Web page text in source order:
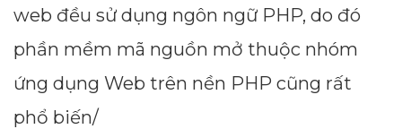
web đều sử dụng ngôn ngữ PHP, do đó
phần mềm mã nguồn mở thuộc nhóm
ứng dụng Web trên nền PHP cũng rất
phổ biến/